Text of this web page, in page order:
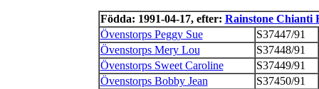
Födda: 1991-04-17, efter: Rainstone Chianti
Övenstorps Peggy Sue
S37447/91
Övenstorps Mery Lou
S37448/91
Övenstorps Sweet Caroline
S37449/91
Övenstorps Bobby Jean
S37450/91